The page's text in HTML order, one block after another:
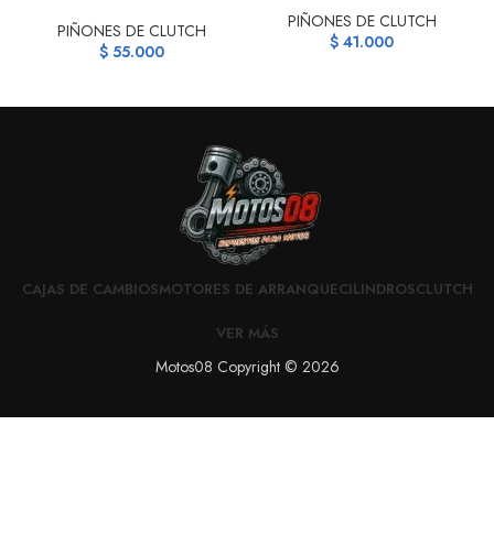
PIÑONES DE CLUTCH
$ 55.000
PIÑONES DE CLUTCH
$ 41.000
CAJAS DE CAMBIOSMOTORES DE ARRANQUECILINDROSCLUTCH
VER MÁS
Motos08 Copyright © 2026